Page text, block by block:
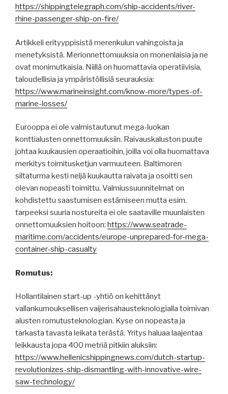
https://shippingtelegraph.com/ship-accidents/river-
rhine-passenger-ship-on-fire/
Artikkeli erityyppisistä merenkulun vahingoista ja
menetyksistä. Merionnettomuuksia on monenlaisia ja ne
ovat monimutkaisia. Niillä on huomattavia operatiivisia,
taloudellisia ja ympäristöllisiä seurauksia:
https://www.marineinsight.com/know-more/types-of-
marine-losses/
Eurooppa ei ole valmistautunut mega-luokan
konttialusten onnettomuuksiin. Raivauskaluston puute
johtaa kuukausien operaatioihin, joilla voi olla huomattava
merkitys toimitusketjun varmuuteen. Baltimoren
siltaturma kesti neljä kuukautta raivata ja osoitti sen
olevan nopeasti toimittu. Valmiussuunnitelmat on
kohdistettu saastumisen estämiseen mutta esim.
tarpeeksi suuria nostureita ei ole saataville muunlaisten
onnettomuuksien hoitoon: https://www.seatrade-
maritime.com/accidents/europe-unprepared-for-mega-
container-ship-casualty
Romutus:
Hollantilainen start-up -yhtiö on kehittänyt
vallankumouksellisen vaijerisahausteknologialla toimivan
alusten romutusteknologian. Kyse on nopeasta ja
tarkasta tavasta leikata terästä. Yritys haluaa laajentaa
leikkausta jopa 400 metriä pitkiin aluksiin:
https://www.hellenicshippingnews.com/dutch-startup-
revolutionizes-ship-dismantling-with-innovative-wire-
saw-technology/